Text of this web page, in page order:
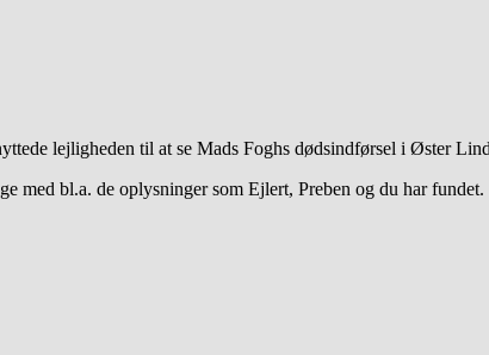
lejligheden til at se Mads Foghs dødsindførsel i Øster
med bl.a. de oplysninger som Ejlert, Preben og du har fundet.